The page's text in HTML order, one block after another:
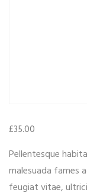
£35.00
Pellentesque
malesuada fames
feugiat vitae,